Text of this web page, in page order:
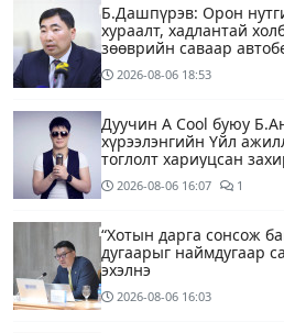
Б.Дашпүрэв: Орон
хураалт, хадлантай
зөөврийн саваар
2026-08-06 18:53
Дуучин A Cool буюу
хүрээлэнгийн Үйл
тоглолт хариуцсан
2026-08-06 16:07 1
“Хотын дарга сонсож
дугаарыг наймдугаар
эхэлнэ
2026-08-06 16:03